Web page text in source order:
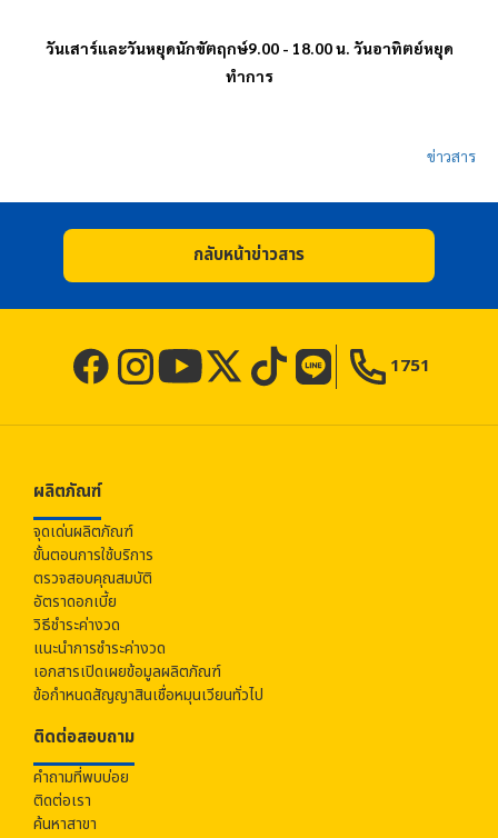
วันเสาร์และวันหยุดนักขัตฤกษ์9.00 - 18.00 น. วันอาทิตย์หยุด
ทำการ
ข่าวสาร
กลับหน้าข่าวสาร
1751
ผลิตภัณฑ์
จุดเด่นผลิตภัณฑ์
ขั้นตอนการใช้บริการ
ตรวจสอบคุณสมบัติ
อัตราดอกเบี้ย
วิธีชำระค่างวด
แนะนำการชำระค่างวด
เอกสารเปิดเผยข้อมูลผลิตภัณฑ์
ข้อกำหนดสัญญาสินเชื่อหมุนเวียนทั่วไป
ติดต่อสอบถาม
คำถามที่พบบ่อย
ติดต่อเรา
ค้นหาสาขา